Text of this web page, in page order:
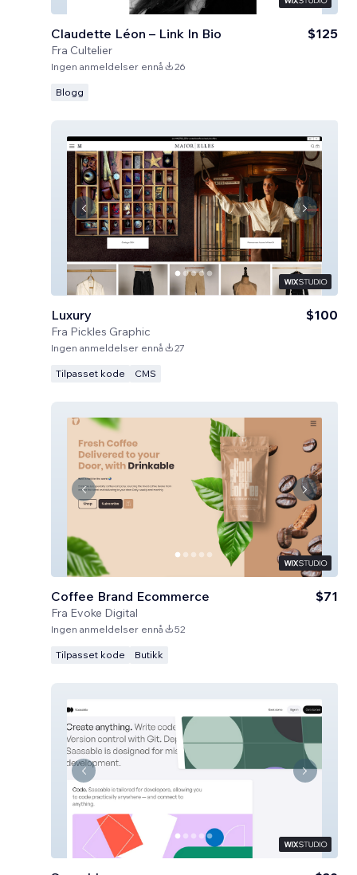
Claudette Léon – Link In Bio
Fra Cultelier
$125
Ingen anmeldelser ennå 26
Blogg
Luxury
Fra Pickles Graphic
$100
Ingen anmeldelser ennå 27
Tilpasset kode CMS
Coffee Brand Ecommerce
Fra Evoke Digital
$71
Ingen anmeldelser ennå 52
Tilpasset kode Butikk